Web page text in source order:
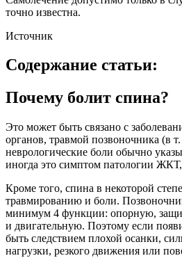
точно известна.
Источник
Содержание статьи:
Почему болит спина?
Это может быть связано с
органов, травмой позвоночника (в
неврологические боли обычно
иногда это симптом патологии
Кроме того, спина в некоторой
травмированию и боли.
минимум 4 функции: опорную,
и двигательную. Поэтому если
быть следствием плохой осанки,
нагрузки, резкого движения или